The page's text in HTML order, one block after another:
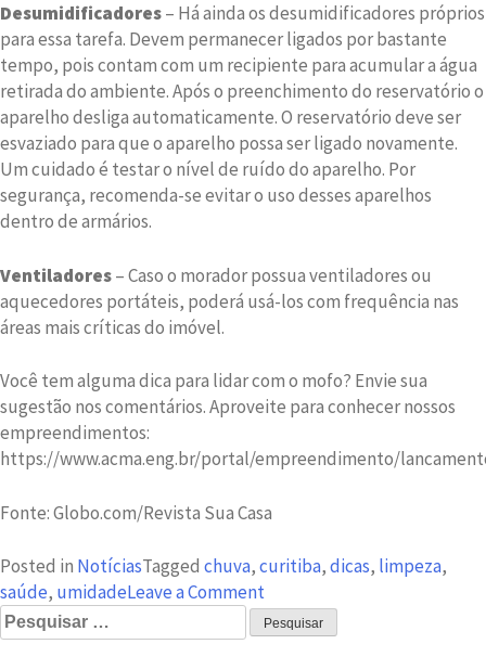
Desumidificadores– Há ainda os desumidificadores próprios
para essa tarefa. Devem permanecer ligados por bastante
tempo, pois contam com um recipiente para acumular a água
retirada do ambiente. Após o preenchimento do reservatório o
aparelho desliga automaticamente. O reservatório deve ser
esvaziado para que o aparelho possa ser ligado novamente.
Um cuidado é testar o nível de ruído do aparelho. Por
segurança, recomenda-se evitar o uso desses aparelhos
dentro de armários.
Ventiladores– Caso o morador possua ventiladores ou
aquecedores portáteis, poderá usá-los com frequência nas
áreas mais críticas do imóvel.
Você tem alguma dica para lidar com o mofo? Envie sua
sugestão nos comentários. Aproveite para conhecer nossos
empreendimentos:
https://www.acma.eng.br/portal/empreendimento/
Fonte: Globo.com/Revista Sua Casa
Posted in NotíciasTagged chuva,curitiba,dicas, limpeza,
saúde, umidadeLeave a Comment
Mande
o
Pesquisar
por: